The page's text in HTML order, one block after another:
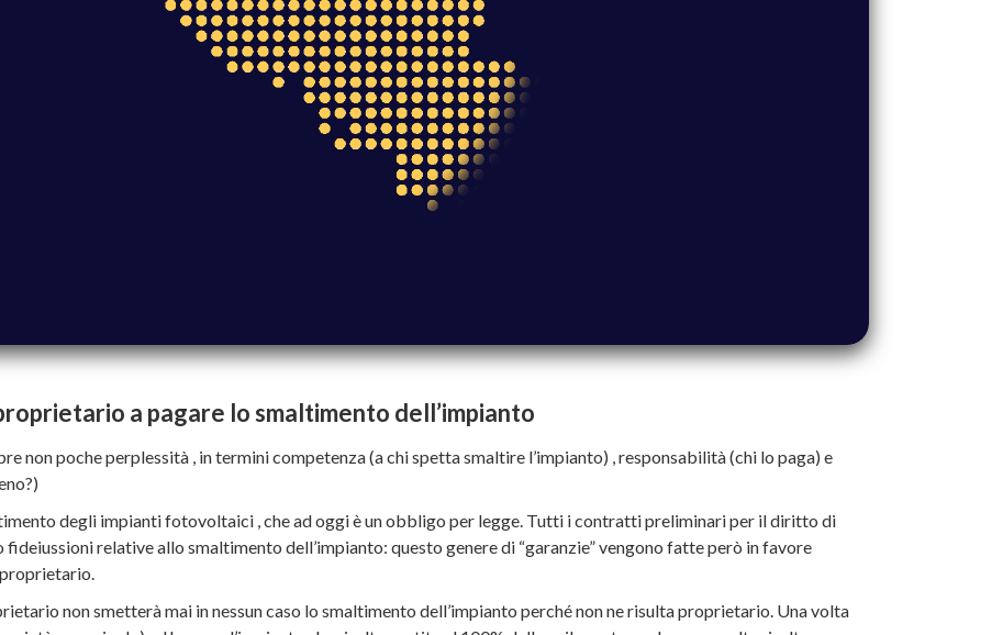
a pagare lo smaltimento dell’impianto
non poche perplessità , in termini competenza (a chi spetta smaltire l’impianto) , responsabilità (chi lo paga) e
degli impianti fotovoltaici , che ad oggi è un obbligo per legge. Tutti i contratti preliminari per il diritto di
relative allo smaltimento dell’impianto: questo genere di “garanzie” vengono fatte però in favore
non smetterà mai in nessun caso lo smaltimento dell’impianto perché non ne risulta proprietario. Una volta